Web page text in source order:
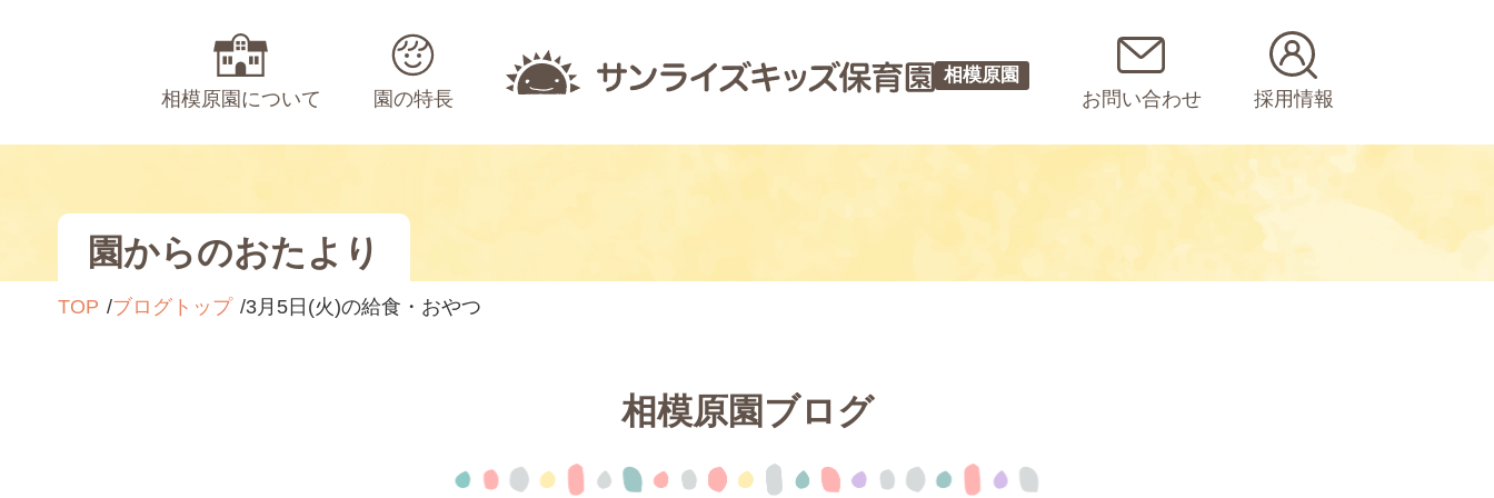
相模原園について 園の特長
相模原園
お問い合わせ 採用情報
園からのおたより
TOP ブログトップ 3月5日(火)の給食・おやつ
相模原園ブログ